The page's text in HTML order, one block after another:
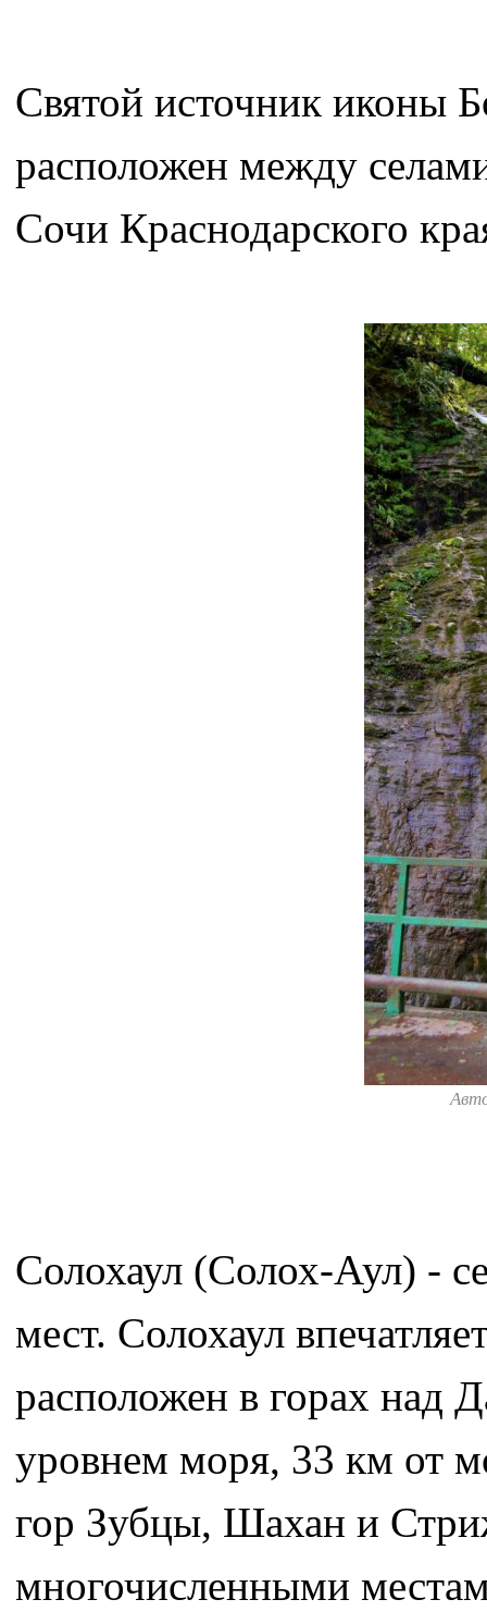
Святой источник иконы
расположен между
Сочи Краснодарского
Солохаул (Солох-Аул) -
мест. Солохаул
расположен в горах над
уровнем моря, 33 км от
гор Зубцы, Шахан и
многочисленными